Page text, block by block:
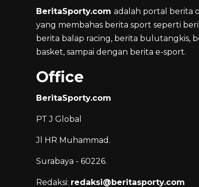
BeritaSporty.com adalah portal berita
yang membahas berita sport seperti
berita balap racing, berita bulutangkis,
basket, sampai dengan berita e-sport.
Office
BeritaSporty.com
PT J Global
Jl HR Muhammad.
Surabaya - 60226.
Redaksi: redaksi@beritasporty.com